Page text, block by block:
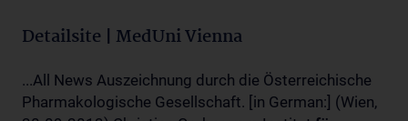
Detailsite | MedUni Vienna
...All News Auszeichnung durch die Österreichische
Pharmakologische Gesellschaft. [in German:] (Wien,